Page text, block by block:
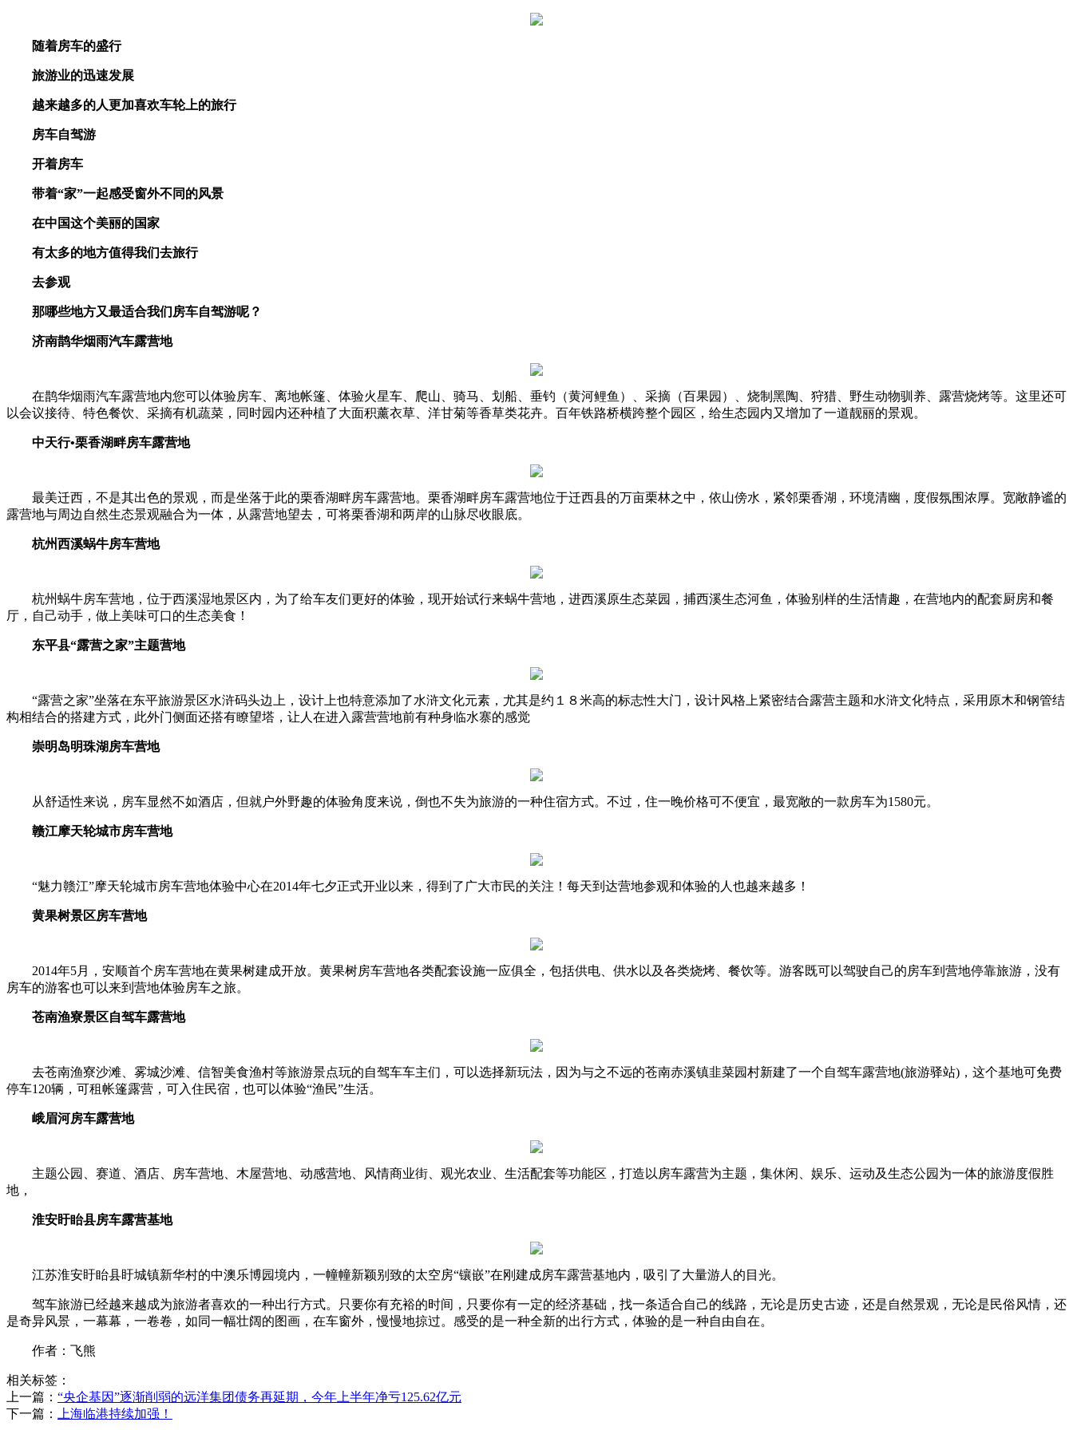
随着房车的盛行
旅游业的迅速发展
越来越多的人更加喜欢车轮上的旅行
房车自驾游
开着房车
带着“家”一起感受窗外不同的风景
在中国这个美丽的国家
有太多的地方值得我们去旅行
去参观
那哪些地方又最适合我们房车自驾游呢？
济南鹊华烟雨汽车露营地
在鹊华烟雨汽车露营地内您可以体验房车、离地帐篷、体验火星车、爬山、骑马、划船、垂钓（黄河鲤鱼）、采摘（百果园）、烧制黑陶、狩猎、野生动物驯养、露营烧烤等。这里还可
以会议接待、特色餐饮、采摘有机蔬菜，同时园内还种植了大面积薰衣草、洋甘菊等香草类花卉。百年铁路桥横跨整个园区，给生态园内又增加了一道靓丽的景观。
中天行•栗香湖畔房车露营地
最美迁西，不是其出色的景观，而是坐落于此的栗香湖畔房车露营地。栗香湖畔房车露营地位于迁西县的万亩栗林之中，依山傍水，紧邻栗香湖，环境清幽，度假氛围浓厚。宽敞静谧的
露营地与周边自然生态景观融合为一体，从露营地望去，可将栗香湖和两岸的山脉尽收眼底。
杭州西溪蜗牛房车营地
杭州蜗牛房车营地，位于西溪湿地景区内，为了给车友们更好的体验，现开始试行来蜗牛营地，进西溪原生态菜园，捕西溪生态河鱼，体验别样的生活情趣，在营地内的配套厨房和餐
厅，自己动手，做上美味可口的生态美食！
东平县“露营之家”主题营地
“露营之家”坐落在东平旅游景区水浒码头边上，设计上也特意添加了水浒文化元素，尤其是约１８米高的标志性大门，设计风格上紧密结合露营主题和水浒文化特点，采用原木和钢管结
构相结合的搭建方式，此外门侧面还搭有瞭望塔，让人在进入露营营地前有种身临水寨的感觉
崇明岛明珠湖房车营地
从舒适性来说，房车显然不如酒店，但就户外野趣的体验角度来说，倒也不失为旅游的一种住宿方式。不过，住一晚价格可不便宜，最宽敞的一款房车为1580元。
赣江摩天轮城市房车营地
“魅力赣江”摩天轮城市房车营地体验中心在2014年七夕正式开业以来，得到了广大市民的关注！每天到达营地参观和体验的人也越来越多！
黄果树景区房车营地
2014年5月，安顺首个房车营地在黄果树建成开放。黄果树房车营地各类配套设施一应俱全，包括供电、供水以及各类烧烤、餐饮等。游客既可以驾驶自己的房车到营地停靠旅游，没有
房车的游客也可以来到营地体验房车之旅。
苍南渔寮景区自驾车露营地
去苍南渔寮沙滩、雾城沙滩、信智美食渔村等旅游景点玩的自驾车车主们，可以选择新玩法，因为与之不远的苍南赤溪镇韭菜园村新建了一个自驾车露营地(旅游驿站)，这个基地可免费
停车120辆，可租帐篷露营，可入住民宿，也可以体验“渔民”生活。
峨眉河房车露营地
主题公园、赛道、酒店、房车营地、木屋营地、动感营地、风情商业街、观光农业、生活配套等功能区，打造以房车露营为主题，集休闲、娱乐、运动及生态公园为一体的旅游度假胜
地，
淮安盱眙县房车露营基地
江苏淮安盱眙县盱城镇新华村的中澳乐博园境内，一幢幢新颖别致的太空房“镶嵌”在刚建成房车露营基地内，吸引了大量游人的目光。
驾车旅游已经越来越成为旅游者喜欢的一种出行方式。只要你有充裕的时间，只要你有一定的经济基础，找一条适合自己的线路，无论是历史古迹，还是自然景观，无论是民俗风情，还
是奇异风景，一幕幕，一卷卷，如同一幅壮阔的图画，在车窗外，慢慢地掠过。感受的是一种全新的出行方式，体验的是一种自由自在。
作者：飞熊
相关标签：
上一篇： ​“央企基因”逐渐削弱的远洋集团债务再延期，今年上半年净亏125.62亿元
下一篇：
​上海临港持续加强！